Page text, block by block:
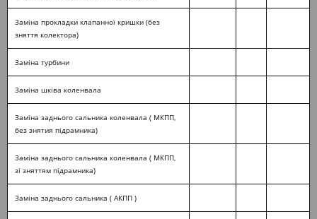
Заміна прокладки клапанної кришки (без
зняття колектора)
Заміна турбини
Заміна шківа коленвала
Заміна заднього сальника коленвала ( МКПП,
без знятия підрамника)
Заміна заднього сальника коленвала ( МКПП,
зі зняттям підрамника)
Заміна заднього сальника ( АКПП )